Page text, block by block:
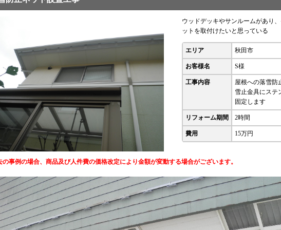
ウッドデッキやサンルームがあり
ットを取付けたいと思っている
エリア 秋田市
お客様名 S様
工事内容
屋根への落雪防
雪止金具にステ
固定します
リフォーム期間 2時間
費用 15万円
事例の場合、商品及び人件費の価格改定により金額が変動する場合がございます。